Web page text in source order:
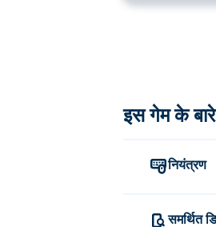
यहाँ आप Royal
इस गेम के
नियंत्रण
समर्थित